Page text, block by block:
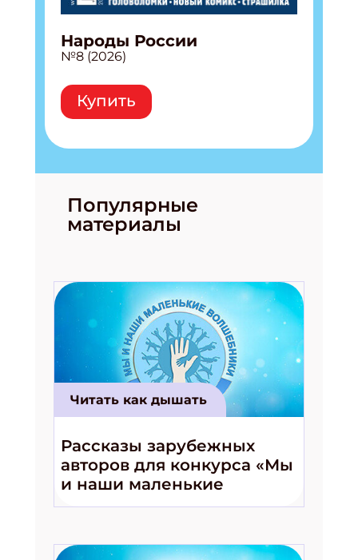
Народы России
№8 (2026)
Купить
Популярные
материалы
Читать как дышать
Рассказы зарубежных
авторов для конкурса «Мы
и наши маленькие
волшебники!»
Получи электронный "Классный журнал" в
подарок!
Укажите Ваш Email
ПОДПИСАТЬСЯ